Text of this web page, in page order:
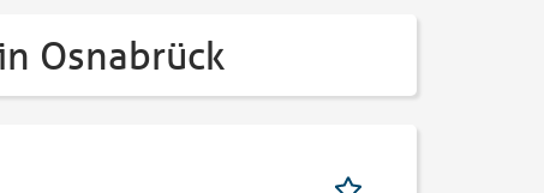
Osnabrück